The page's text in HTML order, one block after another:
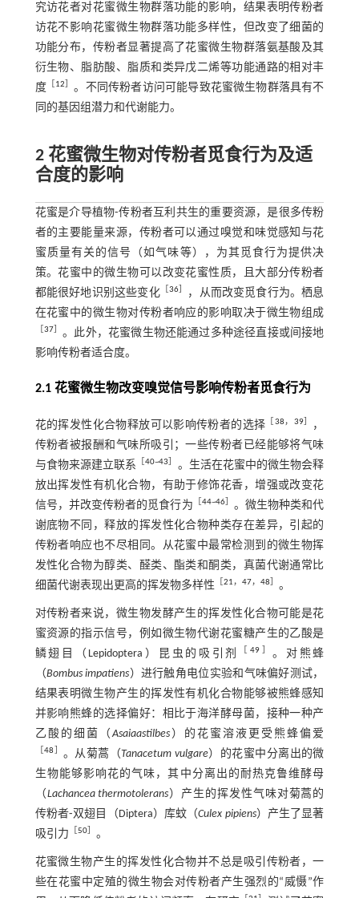
究访花者对花蜜微生物群落功能的影响，结果表明传粉者
访花不影响花蜜微生物群落功能多样性，但改变了细菌的
功能分布，传粉者显著提高了花蜜微生物群落氨基酸及其
衍生物、脂肪酸、脂质和类异戊二烯等功能通路的相对丰
度［ 12
。不同传粉者访问可能导致花蜜微生物群落具有不
同的基因组潜力和代谢能力。
2 花蜜微生物对传粉者觅食行为及适
合度的影响
花蜜是介导植物⁃传粉者互利共生的重要资源，是很多传粉
者的主要能量来源，传粉者可以通过嗅觉和味觉感知与花
蜜质量有关的信号（如气味等），为其觅食行为提供决
策。花蜜中的微生物可以改变花蜜性质，且大部分传粉者
都能很好地识别这些变化
36］
，从而改变觅食行为。栖息
在花蜜中的微生物对传粉者响应的影响取决于微生物组成
37］ 。此外，花蜜微生物还能通过多种途径直接或间接地
影响传粉者适合度。
2.1 花蜜微生物改变嗅觉信号影响传粉者觅食行为
花的挥发性化合物释放可以影响传粉者的选择 38， 39］
，
传粉者被报酬和气味所吸引；一些传粉者已经能够将气味
与食物来源建立联系
［40~43
。生活在花蜜中的微生物会释
放出挥发性有机化合物，有助于修饰花香，增强或改变花
信号，并改变传粉者的觅食行为
44~46］ 。微生物种类和代
谢底物不同，释放的挥发性化合物种类存在差异，引起的
传粉者响应也不尽相同。从花蜜中最常检测到的微生物挥
发性化合物为醇类、醛类、酯类和酮类，真菌代谢通常比
细菌代谢表现出更高的挥发物多样性
21， 47， 48 。
对传粉者来说，微生物发酵产生的挥发性化合物可能是花
蜜资源的指示信号，例如微生物代谢花蜜糖产生的乙酸是
鳞翅目（Lepidoptera）昆虫的吸引剂
49］ 。对熊蜂
（Bombus impatiens ）进行触角电位实验和气味偏好测试，
结果表明微生物产生的挥发性有机化合物能够被熊蜂感知
并影响熊蜂的选择偏好：相比于海洋酵母菌，接种一种产
乙酸的细菌（Asaiaastilbes）的花蜜溶液更受熊蜂偏爱
［48 。从菊蒿（Tanacetum vulgare）的花蜜中分离出的微
生物能够影响花的气味，其中分离出的耐热克鲁维酵母
（ Lachancea thermotolerans ）产生的挥发性气味对菊蒿的
传粉者⁃双翅目（Diptera）库蚊（Culex pipiens）产生了显著
吸引力
50］ 。
花蜜微生物产生的挥发性化合物并不总是吸引传粉者，一
些在花蜜中定殖的微生物会对传粉者产生强烈的“威慑”作